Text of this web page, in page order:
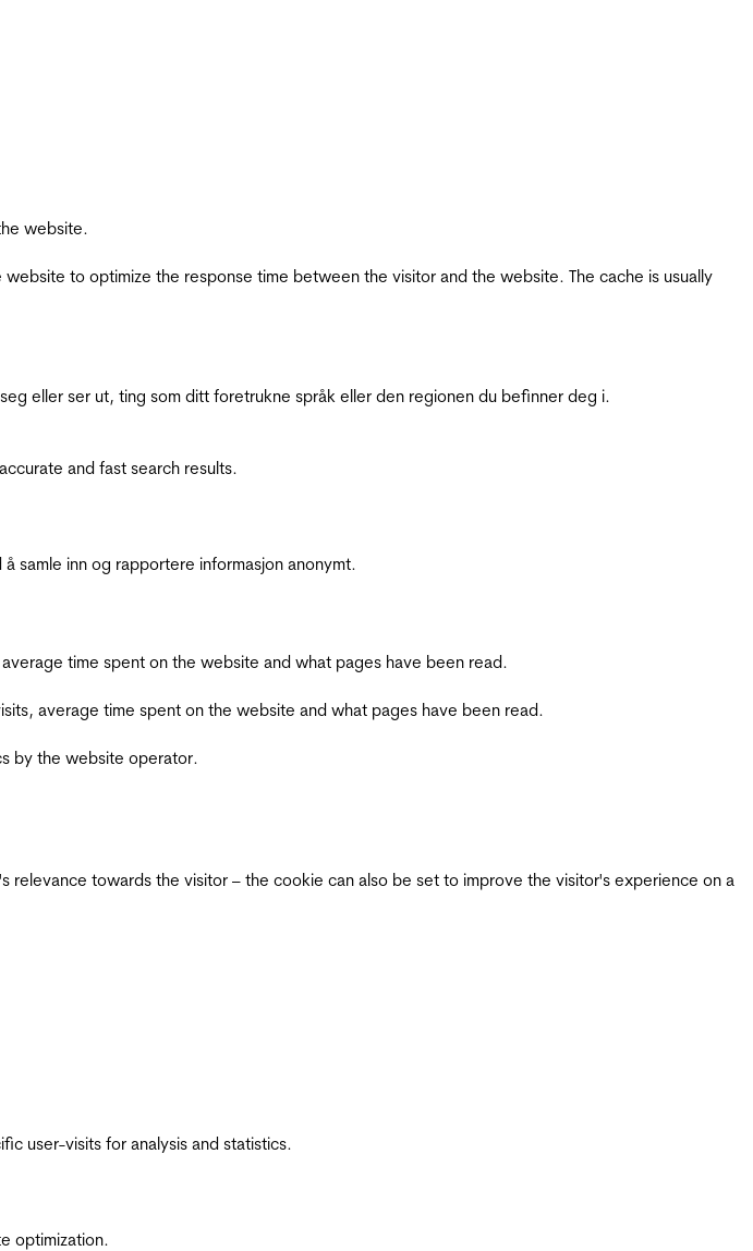
website.
to optimize the response time between the visitor and the website. The cache is usually
eller ser ut, ting som ditt foretrukne språk eller den regionen du befinner deg i.
and fast search results.
samle inn og rapportere informasjon anonymt.
time spent on the website and what pages have been read.
average time spent on the website and what pages have been read.
by the website operator.
towards the visitor – the cookie can also be set to improve the visitor's experience on a
user-visits for analysis and statistics.
optimization.